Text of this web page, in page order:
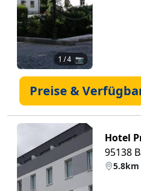
1 / 4 📷
Preise &
Hotel
95138
5.8km